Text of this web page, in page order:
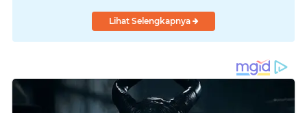
Lihat Selengkapnya